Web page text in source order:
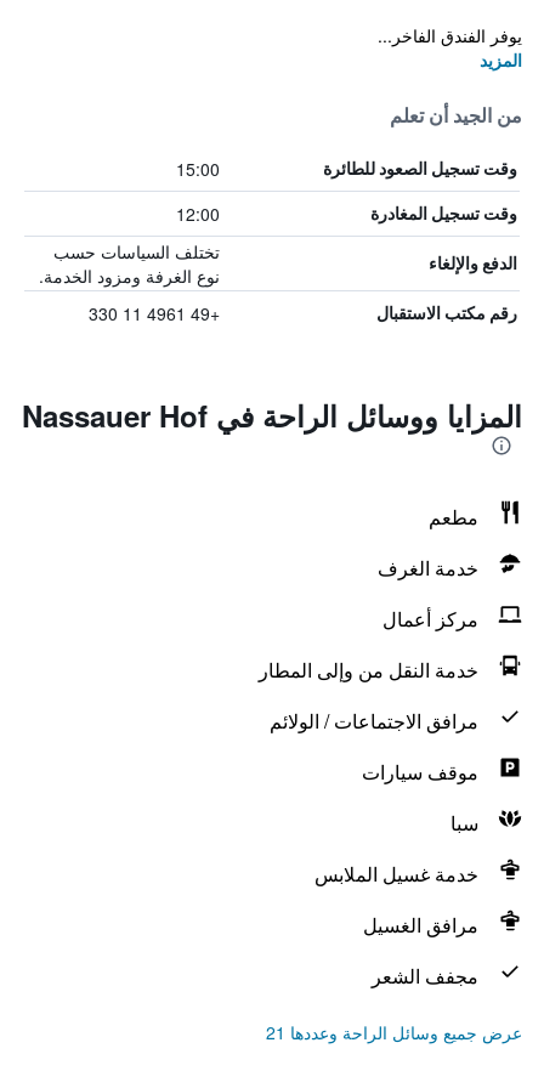
يوفر الفندق الفاخر...
المزيد
من الجيد أن تعلم
وقت تسجيل الصعود للطائرة 15:00
وقت تسجيل المغادرة 12:00
الدفع والإلغاء
تختلف السياسات حسب
نوع الغرفة ومزود الخدمة.
رقم مكتب الاستقبال +49 4961 11 330
المزايا ووسائل الراحة في Nassauer Hof
مطعم
خدمة الغرف
مركز أعمال
خدمة النقل من وإلى المطار
مرافق الاجتماعات / الولائم
موقف سيارات
سبا
خدمة غسيل الملابس
مرافق الغسيل
مجفف الشعر
عرض جميع وسائل الراحة وعددها 21